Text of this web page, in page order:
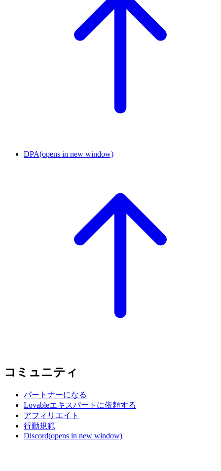
DPA(opens in new window)
コミュニティ
パートナーになる
Lovableエキスパートに依頼する
アフィリエイト
行動規範
Discord(opens in new window)